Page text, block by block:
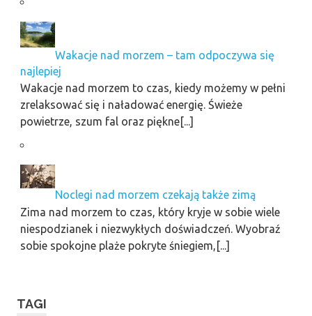
Wakacje nad morzem – tam odpoczywa się
najlepiej
Wakacje nad morzem to czas, kiedy możemy w pełni
zrelaksować się i naładować energię. Świeże
powietrze, szum fal oraz piękne[...]
Noclegi nad morzem czekają także zimą
Zima nad morzem to czas, który kryje w sobie wiele
niespodzianek i niezwykłych doświadczeń. Wyobraź
sobie spokojne plaże pokryte śniegiem,[...]
TAGI